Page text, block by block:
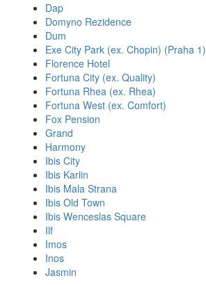
Dap
Domyno Rezidence
Dum
Exe City Park (ex. Chopin) (Praha 1)
Florence Hotel
Fortuna City (ex. Quality)
Fortuna Rhea (ex. Rhea)
Fortuna West (ex. Comfort)
Fox Pension
Grand
Harmony
Ibis City
Ibis Karlin
Ibis Mala Strana
Ibis Old Town
Ibis Wenceslas Square
Ilf
Imos
Inos
Jasmin